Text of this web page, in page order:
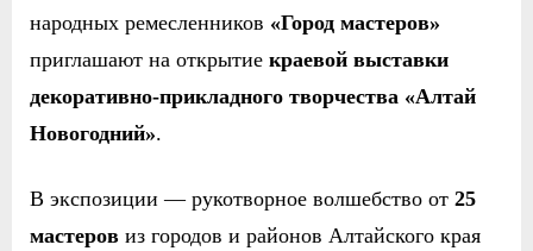
народных ремесленников «Город мастеров»
приглашают на открытие краевой выставки
декоративно-прикладного творчества «Алтай
Новогодний».
В экспозиции — рукотворное волшебство от 25
мастеров из городов и районов Алтайского края